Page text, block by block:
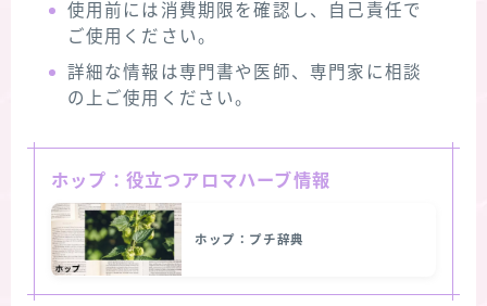
使用前には消費期限を確認し、自己責任で
ご使用ください。
詳細な情報は専門書や医師、専門家に相談
の上ご使用ください。
ホップ：役立つアロマハーブ情報
ホップ：プチ辞典